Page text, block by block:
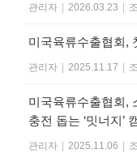
관리자 | 2026.03.23 |
미국육류수출협회,
관리자 | 2025.11.17 |
미국육류수출협회,
충전 돕는 ‘밋너지’
관리자 | 2025.11.06 |